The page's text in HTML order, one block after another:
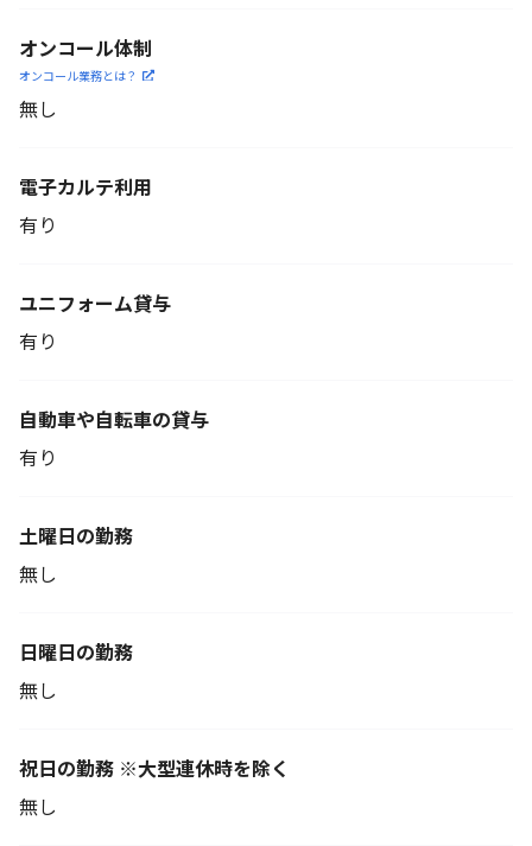
オンコール体制
オンコール業務とは？
無し
電子カルテ利用
有り
ユニフォーム貸与
有り
自動車や自転車の貸与
有り
土曜日の勤務
無し
日曜日の勤務
無し
祝日の勤務 ※大型連休時を除く
無し